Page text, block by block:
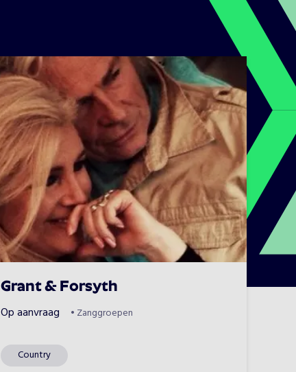
Grant & Forsyth
Op aanvraag • Zanggroepen
Country